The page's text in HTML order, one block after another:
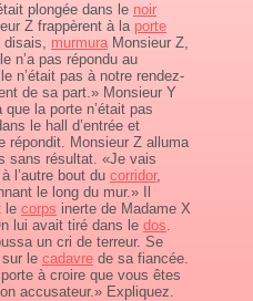
plongée dans le noir
Z frappèrent à la porte
disais, murmura Monsieur Z,
n’a pas répondu au
n’était pas à notre rendez-
de sa part.» Monsieur Y
la porte n’était pas
le hall d’entrée et
répondit. Monsieur Z alluma
sans résultat. «Je vais
l’autre bout du corridor,
le long du mur.» Il
le corps inerte de Madame X
lui avait tiré dans le dos.
un cri de terreur. Se
le cadavre de sa fiancée.
à croire que vous êtes
accusateur.» Expliquez.